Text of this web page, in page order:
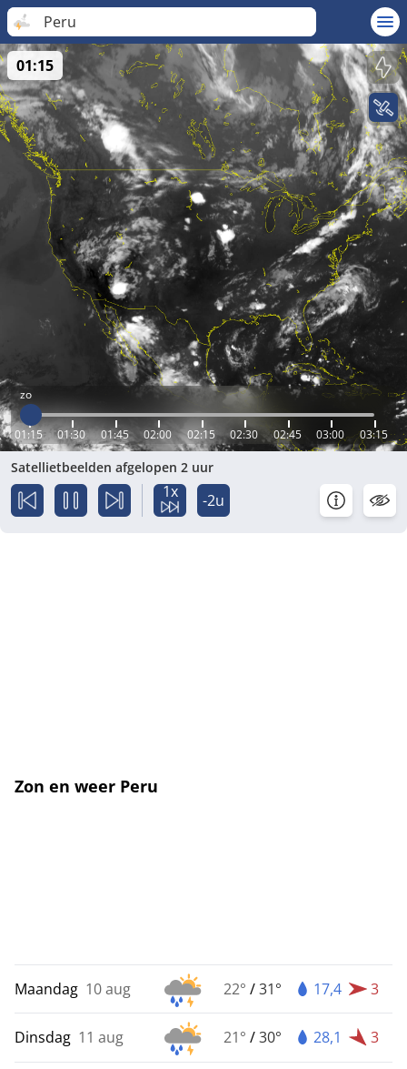
Peru
zo
01:15 01:30 01:45 02:00 02:15 02:30 02:45 03:00 03:15
01:15
Satellietbeelden afgelopen 2 uur
1x -2u
Zon en weer Peru
Maandag 10 aug 22° /31° 17,4 3
Dinsdag 11 aug 21° /30° 28,1 3